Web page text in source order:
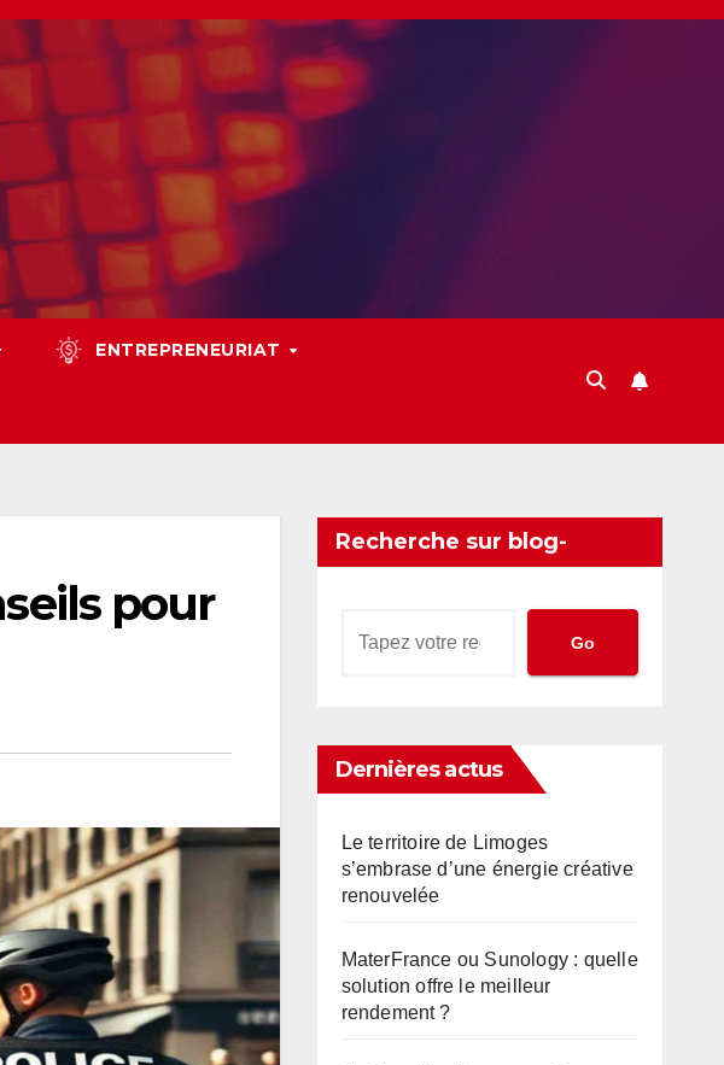
ENTREPRENEURIAT
pour
Recherche sur blog-
Go
Dernières actus
Le territoire de Limoges
s’embrase d’une énergie créative
renouvelée
MaterFrance ou Sunology : quelle
solution offre le meilleur
rendement ?